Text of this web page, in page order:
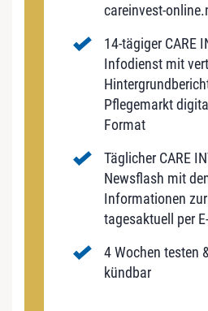
careinvest-
14-tägiger CARE
Infodienst mit
Pflegemarkt
Format
Täglicher CARE
Newsflash mit
Informationen
tagesaktuell per
4 Wochen testen
kündbar